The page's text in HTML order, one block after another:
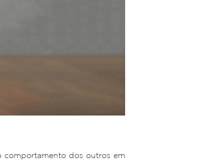
comportamento dos outros em